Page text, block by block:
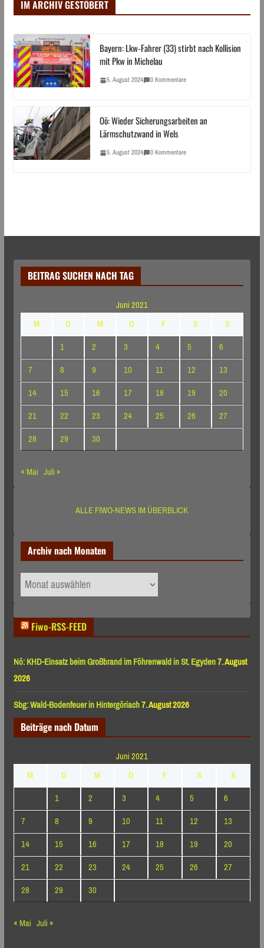
IM ARCHIV GESTÖBERT
Bayern: Lkw-Fahrer (33) stirbt nach Kollision
mit Pkw in Michelau
5. August 2024 0 Kommentare
Oö: Wieder Sicherungsarbeiten an
Lärmschutzwand in Wels
5. August 2024 0 Kommentare
BEITRAG SUCHEN NACH TAG
Juni 2021
M
D M D F S
S
1
2 3 4 5
6
7
8 9 10 11 12
13
14
15 16 17 18 19
20
21
22 23 24 25 26
27
28
29
30
« Mai Juli »
ALLE FIWO-NEWS IM ÜBERBLICK
Archiv nach Monaten
Archiv
nach
Fiwo-RSS-FEED
Nö: KHD-Einsatz beim Großbrand im Föhrenwald in St. Egyden7. August
2026
Sbg: Wald-Bodenfeuer in Hintergöriach7. August 2026
Beiträge nach Datum
Juni 2021
M
D M D F S
S
1
2 3 4 5
6
7
8 9 10 11 12
13
14
15 16 17 18 19
20
21
22 23 24 25 26
27
28
29
30
« Mai Juli »